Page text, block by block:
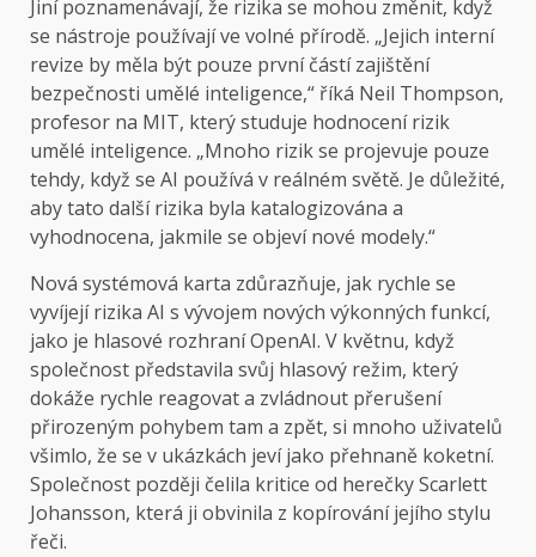
Jiní poznamenávají, že rizika se mohou změnit, když
se nástroje používají ve volné přírodě. „Jejich interní
revize by měla být pouze první částí zajištění
bezpečnosti umělé inteligence,“ říká Neil Thompson,
profesor na MIT, který studuje hodnocení rizik
umělé inteligence. „Mnoho rizik se projevuje pouze
tehdy, když se AI používá v reálném světě. Je důležité,
aby tato další rizika byla katalogizována a
vyhodnocena, jakmile se objeví nové modely.“
Nová systémová karta zdůrazňuje, jak rychle se
vyvíjejí rizika AI s vývojem nových výkonných funkcí,
jako je hlasové rozhraní OpenAI. V květnu, když
společnost představila svůj hlasový režim, který
dokáže rychle reagovat a zvládnout přerušení
přirozeným pohybem tam a zpět, si mnoho uživatelů
všimlo, že se v ukázkách jeví jako přehnaně koketní.
Společnost později čelila kritice od herečky Scarlett
Johansson, která ji obvinila z kopírování jejího stylu
řeči.